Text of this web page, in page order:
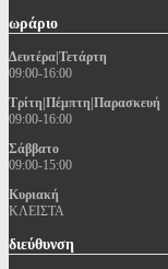
ωράριο
Δευτέρα|Τετάρτη
09:00-16:00
Τρίτη|Πέμπτη|Παρασκευή
09:00-16:00
Σάββατο
09:00-15:00
Κυριακή
ΚΛΕΙΣΤΑ
διεύθυνση